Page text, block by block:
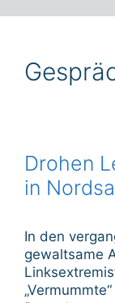
Drohen
in
In den
gewaltsame